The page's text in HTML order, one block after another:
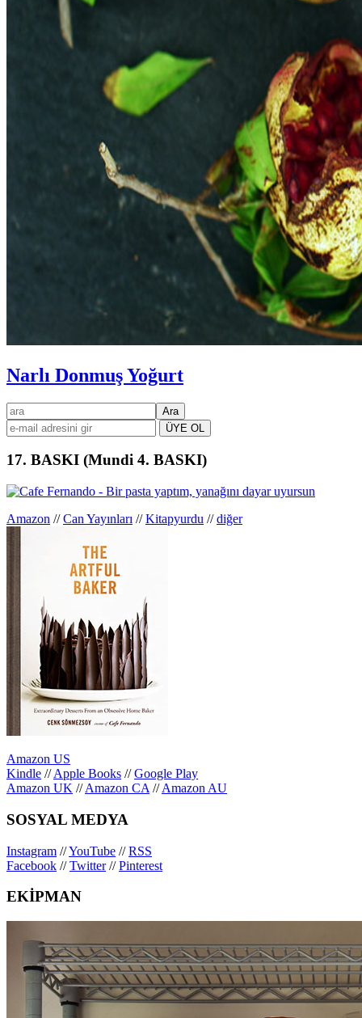
Narlı Donmuş Yoğurt
Birincil
kenar
çubuğu
ara
17. BASKI (Mundi 4. BASKI)
Amazon //Can Yayınları //Kitapyurdu //diğer
Amazon US
Kindle //Apple Books //Google Play
Amazon UK //Amazon CA //Amazon AU
SOSYAL MEDYA
Instagram //YouTube //RSS
Facebook //Twitter//Pinterest
EKİPMAN